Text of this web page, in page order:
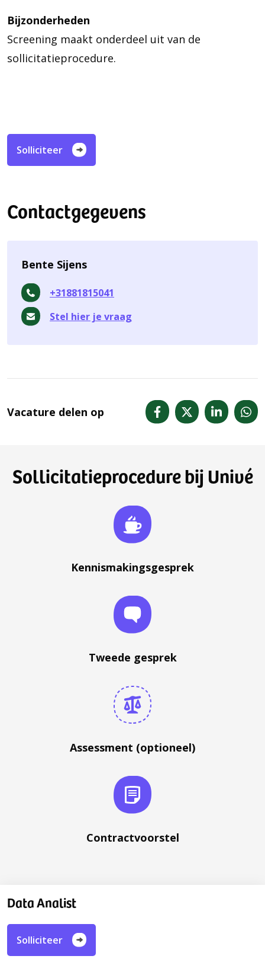
Bijzonderheden
Screening maakt onderdeel uit van de
sollicitatieprocedure.
Solliciteer
Contactgegevens
Bente Sijens
+31881815041
Stel hier je vraag
Vacature delen op
Sollicitatieprocedure bij Univé
Kennismakingsgesprek
Tweede gesprek
Assessment (optioneel)
Contractvoorstel
Data Analist
Solliciteer